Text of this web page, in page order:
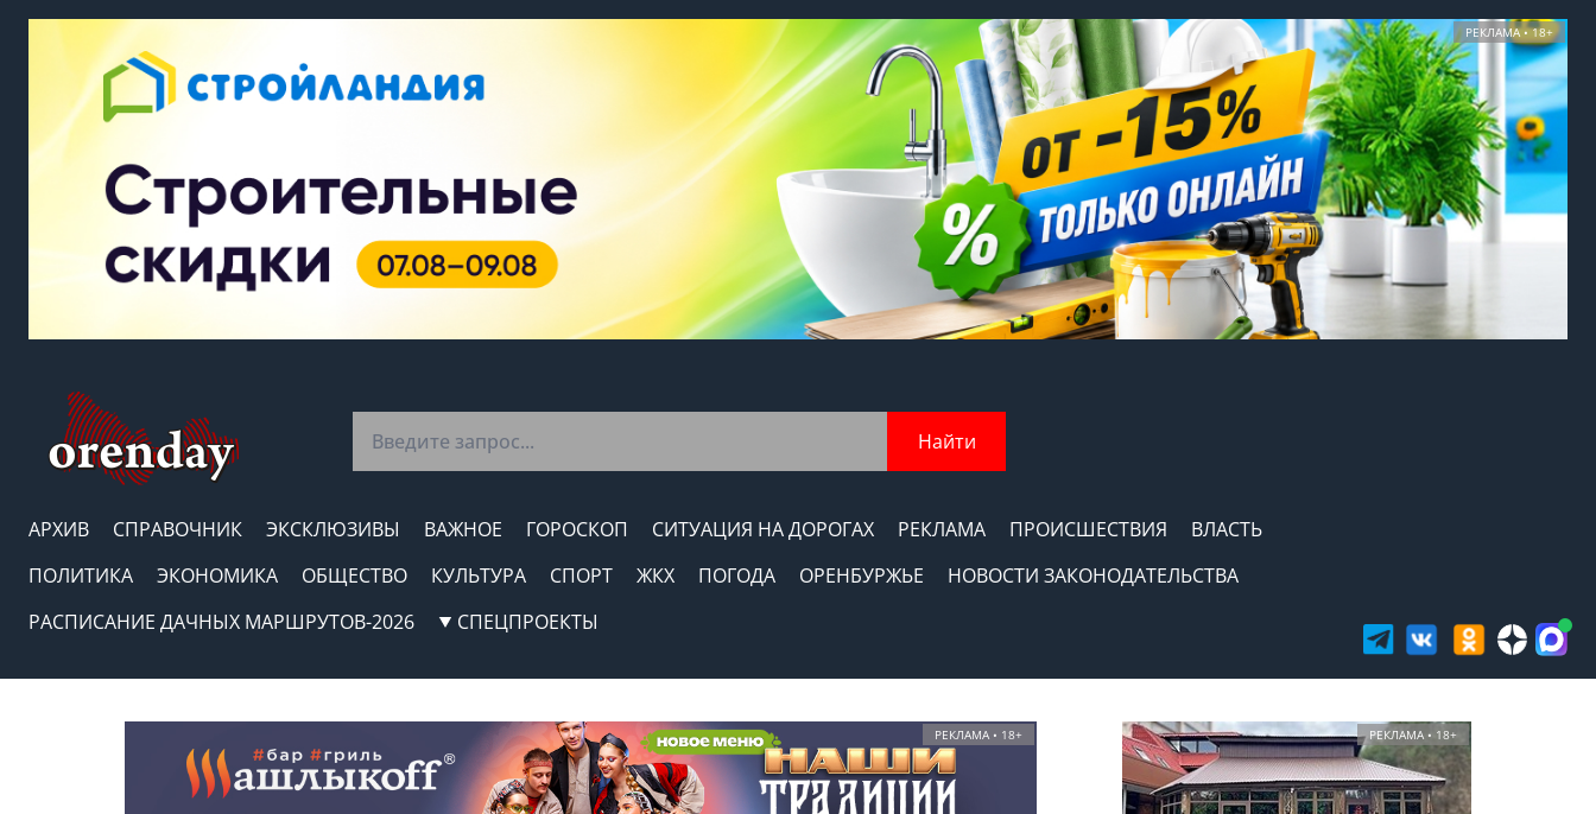
РЕКЛАМА • 18+
Найти
АРХИВ СПРАВОЧНИК ЭКСКЛЮЗИВЫ ВАЖНОЕ ГОРОСКОП СИТУАЦИЯ НА ДОРОГАХ РЕКЛАМА ПРОИСШЕСТВИЯ
ВЛАСТЬ
ПОЛИТИКА
ЭКОНОМИКА ОБЩЕСТВО КУЛЬТУРА СПОРТ ЖКХ ПОГОДА ОРЕНБУРЖЬЕ
НОВОСТИ ЗАКОНОДАТЕЛЬСТВА
РАСПИСАНИЕ ДАЧНЫХ МАРШРУТОВ-2026
СПЕЦПРОЕКТЫ
РЕКЛАМА • 18+ РЕКЛАМА • 18+